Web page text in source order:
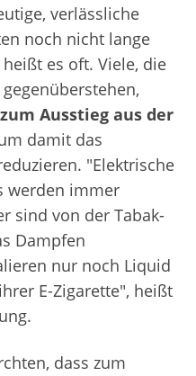
verlässliche
noch nicht lange
es oft. Viele, die
Ausstieg aus der
damit das
"Elektrische
werden immer
sind von der Tabak-
Dampfen
nur noch Liquid
E-Zigarette", heißt
dass zum